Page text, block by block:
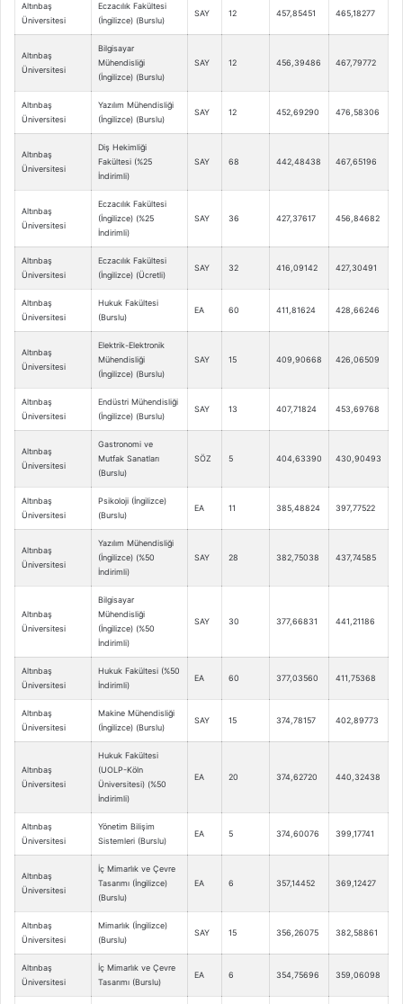
Altınbaş
Üniversitesi
Eczacılık Fakültesi
(İngilizce) (Burslu)
SAY 12 457,85451 465,18277
Altınbaş
Üniversitesi
Bilgisayar
Mühendisliği
(İngilizce) (Burslu)
SAY 12 456,39486 467,79772
Altınbaş
Üniversitesi
Yazılım Mühendisliği
(İngilizce) (Burslu)
SAY 12 452,69290 476,58306
Altınbaş
Üniversitesi
Diş Hekimliği
Fakültesi (%25
İndirimli)
SAY 68 442,48438 467,65196
Altınbaş
Üniversitesi
Eczacılık Fakültesi
(İngilizce) (%25
İndirimli)
SAY 36 427,37617 456,84682
Altınbaş
Üniversitesi
Eczacılık Fakültesi
(İngilizce) (Ücretli)
SAY 32 416,09142 427,30491
Altınbaş
Üniversitesi
Hukuk Fakültesi
(Burslu)
EA 60 411,81624 428,66246
Altınbaş
Üniversitesi
Elektrik-Elektronik
Mühendisliği
(İngilizce) (Burslu)
SAY 15 409,90668 426,06509
Altınbaş
Üniversitesi
Endüstri Mühendisliği
(İngilizce) (Burslu)
SAY 13 407,71824 453,69768
Altınbaş
Üniversitesi
Gastronomi ve
Mutfak Sanatları
(Burslu)
SÖZ 5 404,63390 430,90493
Altınbaş
Üniversitesi
Psikoloji (İngilizce)
(Burslu)
EA 11 385,48824 397,77522
Altınbaş
Üniversitesi
Yazılım Mühendisliği
(İngilizce) (%50
İndirimli)
SAY 28 382,75038 437,74585
Altınbaş
Üniversitesi
Bilgisayar
Mühendisliği
(İngilizce) (%50
İndirimli)
SAY 30 377,66831 441,21186
Altınbaş
Üniversitesi
Hukuk Fakültesi (%50
İndirimli)
EA 60 377,03560 411,75368
Altınbaş
Üniversitesi
Makine Mühendisliği
(İngilizce) (Burslu)
SAY 15 374,78157 402,89773
Altınbaş
Üniversitesi
Hukuk Fakültesi
(UOLP-Köln
Üniversitesi) (%50
İndirimli)
EA 20 374,62720 440,32438
Altınbaş
Üniversitesi
Yönetim Bilişim
Sistemleri (Burslu)
EA 5 374,60076 399,17741
Altınbaş
Üniversitesi
İç Mimarlık ve Çevre
Tasarımı (İngilizce)
(Burslu)
EA 6 357,14452 369,12427
Altınbaş
Üniversitesi
Mimarlık (İngilizce)
(Burslu)
SAY 15 356,26075 382,58861
Altınbaş
Üniversitesi
İç Mimarlık ve Çevre
Tasarımı (Burslu)
EA 6 354,75696 359,06098